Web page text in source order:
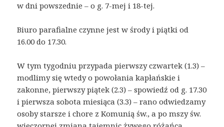
w dni powszednie – o g. 7-mej i 18-tej.
Biuro parafialne czynne jest w środy i piątki od
16.00 do 17.30.
W tym tygodniu przypada pierwszy czwartek (1.3) –
modlimy się wtedy o powołania kapłańskie i
zakonne, pierwszy piątek (2.3) – spowiedź od g. 17.30
i pierwsza sobota miesiąca (3.3) – rano odwiedzamy
osoby starsze i chore z Komunią św., a po mszy św.